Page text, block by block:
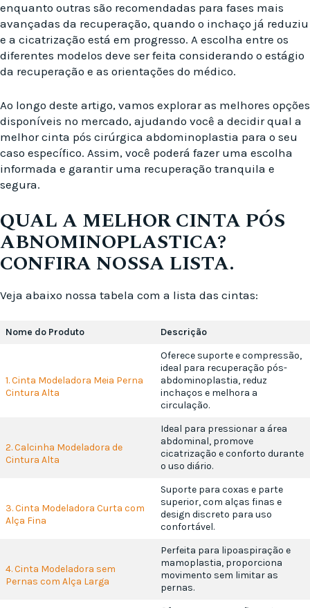
enquanto outras são recomendadas para fases mais
avançadas da recuperação, quando o inchaço já reduziu
e a cicatrização está em progresso. A escolha entre os
diferentes modelos deve ser feita considerando o estágio
da recuperação e as orientações do médico.
Ao longo deste artigo, vamos explorar as melhores opções
disponíveis no mercado, ajudando você a decidir qual a
melhor cinta pós cirúrgica abdominoplastia para o seu
caso específico. Assim, você poderá fazer uma escolha
informada e garantir uma recuperação tranquila e
segura.
QUAL A MELHOR CINTA PÓS
ABNOMINOPLASTICA?
CONFIRA NOSSA LISTA.
Veja abaixo nossa tabela com a lista das cintas:
Nome do Produto Descrição
1. Cinta Modeladora Meia Perna
Cintura Alta
Oferece suporte e compressão,
ideal para recuperação pós-
abdominoplastia, reduz
inchaços e melhora a
circulação.
2. Calcinha Modeladora de
Cintura Alta
Ideal para pressionar a área
abdominal, promove
cicatrização e conforto durante
o uso diário.
3. Cinta Modeladora Curta com
Alça Fina
Suporte para coxas e parte
superior, com alças finas e
design discreto para uso
confortável.
4. Cinta Modeladora sem
Pernas com Alça Larga
Perfeita para lipoaspiração e
mamoplastia, proporciona
movimento sem limitar as
pernas.